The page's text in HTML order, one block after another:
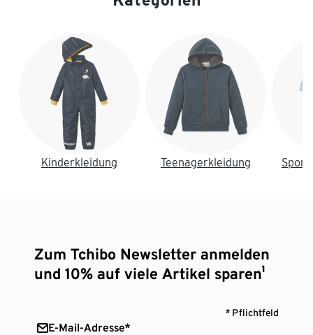
Kinderkleidung Teenagerkleidung
Zum Tchibo Newsletter anmelden
und 10% auf viele Artikel sparen¹
* Pflichtfeld
E-Mail-Adresse*